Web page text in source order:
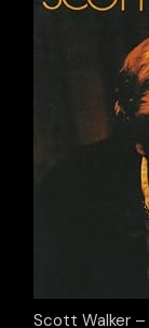
Scott Walker